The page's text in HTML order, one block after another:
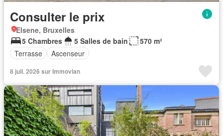
Consulter le prix
Elsene, Bruxelles
5 Chambres
5 Salles de bain
570 m²
Terrasse
Ascenseur
8 juil. 2026 sur Immovlan